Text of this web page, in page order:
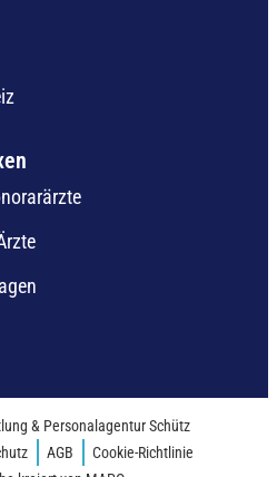
& Personalagentur Schütz
AGB
Cookie-Richtlinie